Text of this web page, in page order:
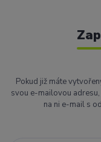
Pokud již máte
svou e-mailovou
na ni e-mail s